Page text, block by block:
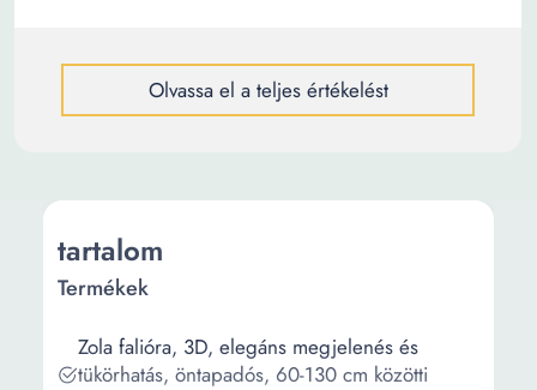
Olvassa el a teljes értékelést
tartalom
Termékek
Zola falióra, 3D, elegáns megjelenés és
tükörhatás, öntapadós, 60-130 cm közötti